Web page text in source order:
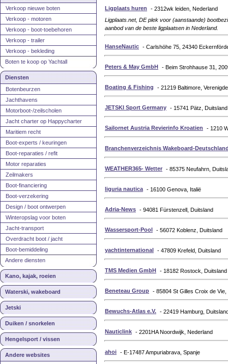
Verkoop nieuwe boten
Verkoop - motoren
Verkoop - boot-toebehoren
Verkoop - trailer
Verkoop - bekleding
Boten te koop op Yachtall
Diensten
Botenbeurzen
Jachthavens
Motorboot-/zeilscholen
Jacht charter op Happycharter
Maritiem recht
Boot-experts / keuringen
Boot-reparaties / refit
Motor reparaties
Zeilmakers
Boot-financiering
Boot-verzekering
Design / boot ontwerpen
Winteropslag voor boten
Jacht-transport
Overdracht boot / jacht
Boot-bemiddeling
Andere diensten
Kano, kajak, roeien
Waterski, wakeboard
Jetski
Duiken / snorkelen
Hengelsport / vissen
Andere websites
Ligplaats huren
- 2312wk leiden, Nederland
Ligplaats.net, DE plek voor (aanstaande)
aanbod van de beste ligplaatsen in Nederland.
HanseNautic - Carlshöhe 75, 24340
Peters & May GmbH - Beim Strohhause 31,
Boating & Fishing - 21219 Baltimore,
JETSKI Sport Germany - 15741 Pätz, Duitsland
Sailornet Austria Revierinfo Kroatien - 1210
Branchenverzeichnis Wakeboard-
WEATHER365- Wetter - 85375 Neufahrn,
liguria nautica - 16100 Genova, Italië
Adria-News - 94081 Fürstenzell, Duitsland
Wassersport-Pool - 56072 Koblenz, Duitsland
yachtinternational - 47809 Krefeld, Duitsland
TMS Medien GmbH - 18182 Rostock, Duitsland
Beneteau Group - 85804 St Gilles Croix de
Bewuchs-Atlas e.V. - 22419 Hamburg,
Nauticlink - 2201HA Noordwijk, Nederland
ahoi - E-17487 Ampuriabrava, Spanje